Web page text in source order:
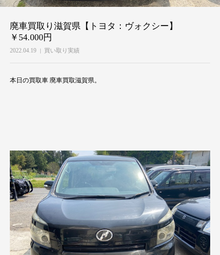
廃車買取り滋賀県【トヨタ：ヴォクシー】
￥54.000円
2022.04.19 買い取り実績
本日の買取車 廃車買取滋賀県。